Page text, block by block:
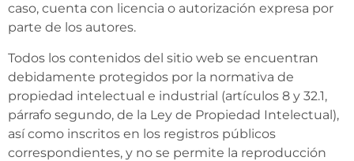
caso, cuenta con licencia o autorización expresa por
parte de los autores.
Todos los contenidos del sitio web se encuentran
debidamente protegidos por la normativa de
propiedad intelectual e industrial (artículos 8 y 32.1,
párrafo segundo, de la Ley de Propiedad Intelectual),
así como inscritos en los registros públicos
correspondientes, y no se permite la reproducción